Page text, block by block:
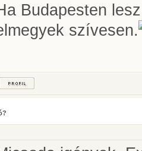
Budapesten
szívesen.